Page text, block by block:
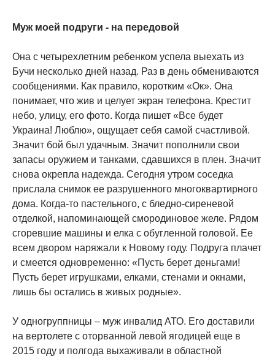
Муж моей подруги - на передовой
Она с четырехлетним ребенком успела выехать из
Бучи несколько дней назад. Раз в день обмениваются
сообщениями. Как правило, коротким «Ок». Она
понимает, что жив и целует экран телефона. Крестит
небо, улицу, его фото. Когда пишет «Все будет
Украина! Люблю», ощущает себя самой счастливой.
Значит бой был удачным. Значит пополнили свои
запасы оружием и танками, сдавшихся в плен. Значит
снова окрепла надежда. Сегодня утром соседка
прислала снимок ее разрушенного многоквартирного
дома. Когда-то пастельного, с бледно-сиреневой
отделкой, напоминающей смородиновое желе. Рядом
сгоревшие машины и елка с обугленной головой. Ее
всем двором наряжали к Новому году. Подруга плачет
и смеется одновременно: «Пусть берет деньгами!
Пусть берет игрушками, елками, стенами и окнами,
лишь бы остались в живых родные».
У одногруппницы – муж инвалид АТО. Его доставили
на вертолете с оторванной левой ягодицей еще в
2015 году и полгода выхаживали в областной